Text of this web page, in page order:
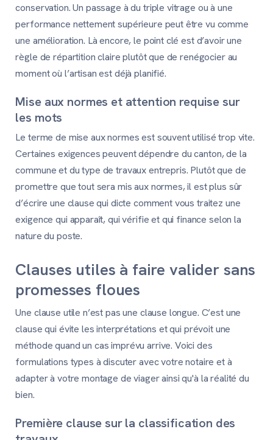
conservation. Un passage à du triple vitrage ou à une
performance nettement supérieure peut être vu comme
une amélioration. Là encore, le point clé est d’avoir une
règle de répartition claire plutôt que de renégocier au
moment où l’artisan est déjà planifié.
Mise aux normes et attention requise sur
les mots
Le terme de mise aux normes est souvent utilisé trop vite.
Certaines exigences peuvent dépendre du canton, de la
commune et du type de travaux entrepris. Plutôt que de
promettre que tout sera mis aux normes, il est plus sûr
d’écrire une clause qui dicte comment vous traitez une
exigence qui apparaît, qui vérifie et qui finance selon la
nature du poste.
Clauses utiles à faire valider sans
promesses floues
Une clause utile n’est pas une clause longue. C’est une
clause qui évite les interprétations et qui prévoit une
méthode quand un cas imprévu arrive. Voici des
formulations types à discuter avec votre notaire et à
adapter à votre montage de viager ainsi qu'à la réalité du
bien.
Première clause sur la classification des